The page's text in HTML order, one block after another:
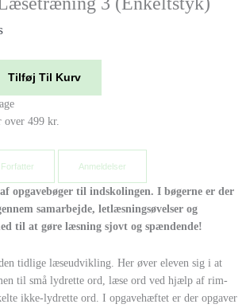
Tilføj Til Kurv
over 499 kr.
Forfatter Anmeldelser
opgavebøger til indskolingen. I bøgerne er der
samarbejde, letlæsningsøvelser og
til at gøre læsning sjovt og spændende!
tidlige læseudvikling. Her øver eleven sig i at
til små lydrette ord, læse ord ved hjælp af rim-
ikke-lydrette ord. I opgavehæftet er der opgaver